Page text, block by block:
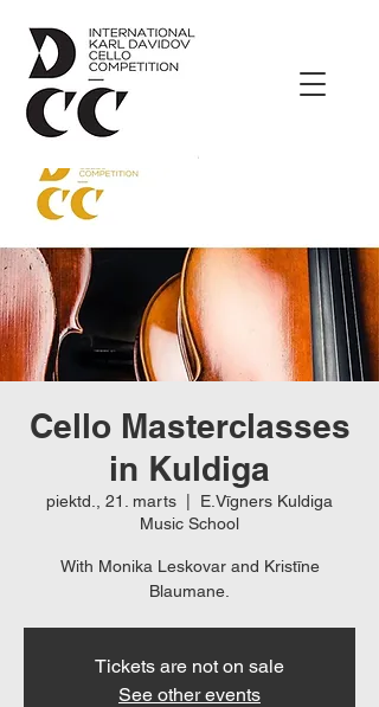
Cello Masterclasses
in Kuldiga
piektd., 21. marts
E.Vīgners Kuldiga
Music School
With Monika Leskovar and Kristīne
Blaumane.
Tickets are not on sale
See other events